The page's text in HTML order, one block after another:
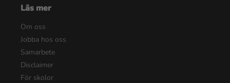
Läs mer
Om oss
Jobba hos oss
Samarbete
Disclaimer
För skolor